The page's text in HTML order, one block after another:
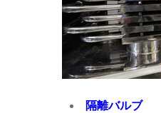
隔離バルブ